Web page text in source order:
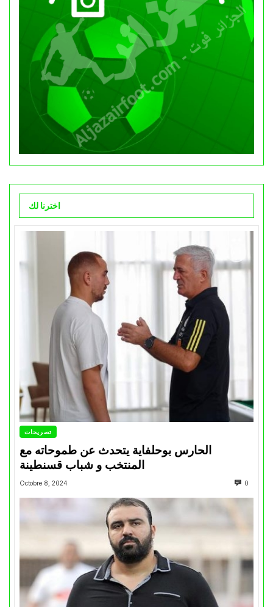
اخترنا لك
تصريحات
الحارس بوحلفاية يتحدث عن طموحاته مع
المنتخب و شباب قسنطينة
Octobre 8, 2024 0